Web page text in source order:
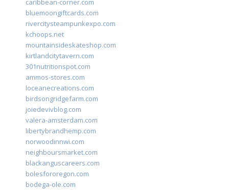
caribbean-corner.com
bluemoongiftcards.com
rivercitysteampunkexpo.com
kchoops.net
mountainsideskateshop.com
kirtlandcitytavern.com
301nutritionspot.com
ammos-stores.com
loceanecreations.com
birdsongridgefarm.com
joiedevivblog.com
valera-amsterdam.com
libertybrandhemp.com
norwoodinnwi.com
neighboursmarket.com
blackanguscareers.com
bolesfororegon.com
bodega-ole.com